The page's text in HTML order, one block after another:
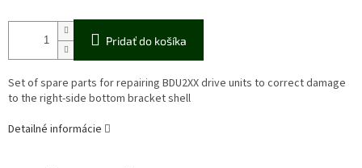
Pridať do košíka
Set of spare parts for repairing BDU2XX drive units to correct damage
to the right-side bottom bracket shell
Detailné informácie